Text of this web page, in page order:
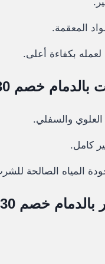
المعقمة.
بكفاءة أعلى.
والسفلي.
كامل.
المياه الصالحة